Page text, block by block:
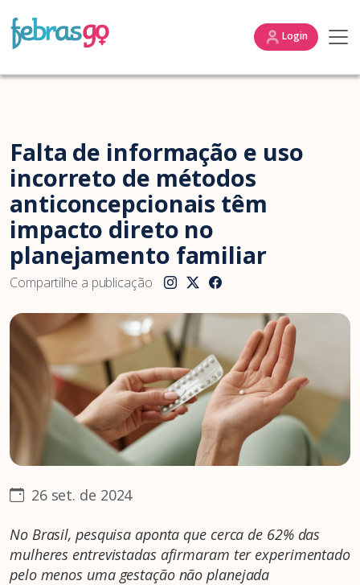
Login
Falta de informação e uso
incorreto de métodos
anticoncepcionais têm
impacto direto no
planejamento familiar
Compartilhe a publicação
26 set. de 2024
No Brasil, pesquisa aponta que cerca de 62% das
mulheres entrevistadas afirmaram ter experimentado
pelo menos uma gestação não planejada